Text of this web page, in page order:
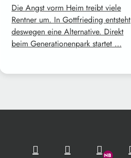
Die Angst vorm Heim treibt viele
Rentner um. In Gottfrieding entsteht
deswegen eine Alternative. Direkt
beim Generationenpark startet …